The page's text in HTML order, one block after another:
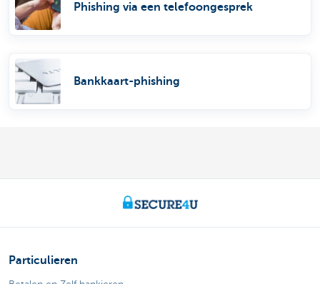
Phishing via een telefoongesprek
Bankkaart-phishing
Particulieren